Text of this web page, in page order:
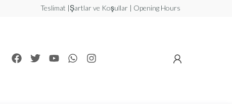
Teslimat |Şartlar ve Koşullar | Opening Hours